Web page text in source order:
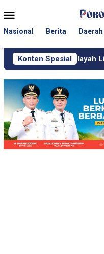
ke
Mobile
Nasional Berita Daerah
Konten Spesial
Lingkar Tambang